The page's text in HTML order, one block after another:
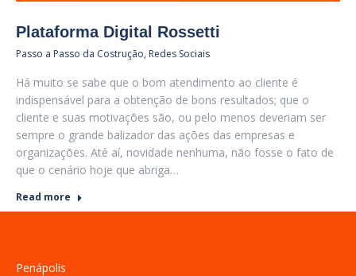
Plataforma Digital Rossetti
Passo a Passo da Costrução, Redes Sociais
Há muito se sabe que o bom atendimento ao cliente é
indispensável para a obtenção de bons resultados; que o
cliente e suas motivações são, ou pelo menos deveriam ser
sempre o grande balizador das ações das empresas e
organizações. Até aí, novidade nenhuma, não fosse o fato de
que o cenário hoje que abriga…
Read more
Penápolis